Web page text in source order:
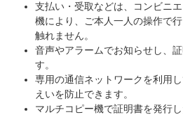
支払い・受取などは、コンビニ
機により、ご本人一人の操作で
触れません。
音声やアラームでお知らせし、
す。
専用の通信ネットワークを利用
えいを防止できます。
マルチコピー機で証明書を発行